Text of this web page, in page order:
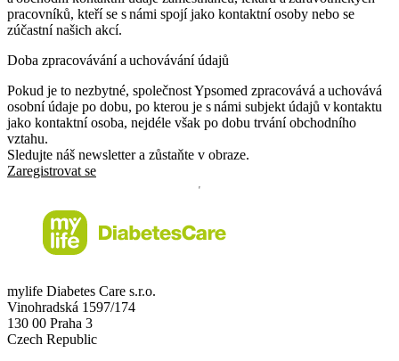
pracovníků, kteří se s námi spojí jako kontaktní osoby nebo se
zúčastní našich akcí.
Doba zpracovávání a uchovávání údajů
Pokud je to nezbytné, společnost Ypsomed zpracovává a uchovává
osobní údaje po dobu, po kterou je s námi subjekt údajů v kontaktu
jako kontaktní osoba, nejdéle však po dobu trvání obchodního
vztahu.
Sledujte náš newsletter a zůstaňte v obraze.
Zaregistrovat se
mylife Diabetes Care s.r.o.
Vinohradská 1597/174
130 00 Praha 3
Czech Republic